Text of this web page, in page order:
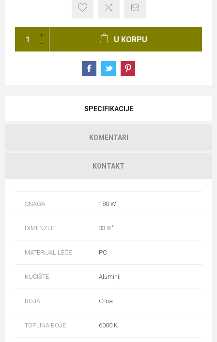
U KORPU
SPECIFIKACIJE
KOMENTARI
KONTAKT
SNAGA 180 W
DIMENZIJE 33.8 "
MATERIJAL LEĆE PC
KUČIŠTE Aluminij
BOJA Crna
TOPLINA BOJE 6000 K